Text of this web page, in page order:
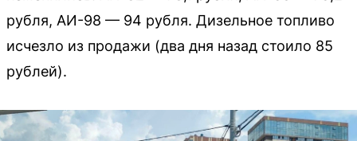
рубля, АИ-98 — 94 рубля. Дизельное топливо
исчезло из продажи (два дня назад стоило 85
рублей).